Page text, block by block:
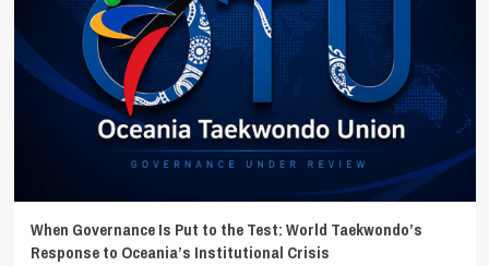
When Governance Is Put to the Test: World Taekwondo’s
Response to Oceania’s Institutional Crisis